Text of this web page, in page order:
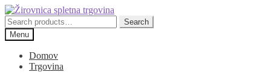
Skip
to
navigation
Skip
to
content
Search
for:
Search
Menu
Domov
Trgovina